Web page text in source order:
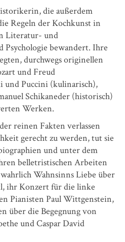
die außerdem
Regeln der Kochkunst in
Literatur- und
Psychologie bewandert. Ihre
durchwegs originellen
und Freud
und Puccini (kulinarisch),
Schikaneder (historisch)
Werken.
reinen Fakten verlassen
gerecht zu werden, tut sie
und unter dem
belletristischen Arbeiten
Wahnsinns Liebe über
ihr Konzert für die linke
Pianisten Paul Wittgenstein,
über die Begegnung von
und Caspar David